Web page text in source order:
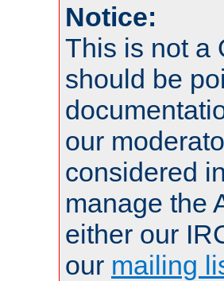
Notice:
This is not a
should be
our
considered
manage the
either our
our mailing